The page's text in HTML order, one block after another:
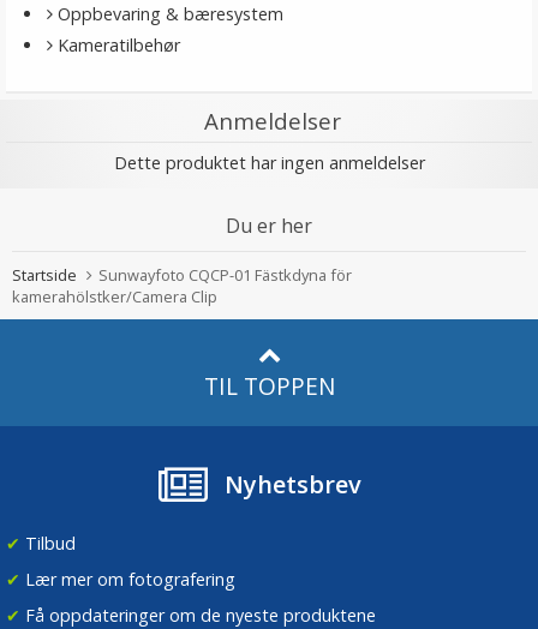
Oppbevaring & bæresystem
Kameratilbehør
Anmeldelser
Dette produktet har ingen anmeldelser
Du er her
Startside
Sunwayfoto CQCP-01 Fästkdyna för
kamerahölstker/Camera Clip
TIL TOPPEN
Nyhetsbrev
✔ Tilbud
✔ Lær mer om fotografering
✔ Få oppdateringer om de nyeste produktene